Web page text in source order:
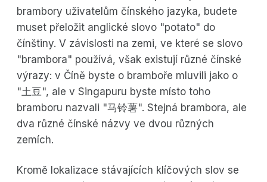
brambory uživatelům čínského jazyka, budete
muset přeložit anglické slovo "potato" do
čínštiny. V závislosti na zemi, ve které se slovo
"brambora" používá, však existují různé čínské
výrazy: v Číně byste o bramboře mluvili jako o
"土豆", ale v Singapuru byste místo toho
bramboru nazvali "马铃薯". Stejná brambora, ale
dva různé čínské názvy ve dvou různých
zemích.
Kromě lokalizace stávajících klíčových slov se